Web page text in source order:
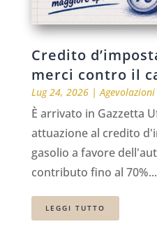
Credito
merci contro il
Lug 24, 2026|
È arrivato in Gazzetta
attuazione al credito
gasolio a favore
contributo fino al 70%...
LEGGI TUTTO